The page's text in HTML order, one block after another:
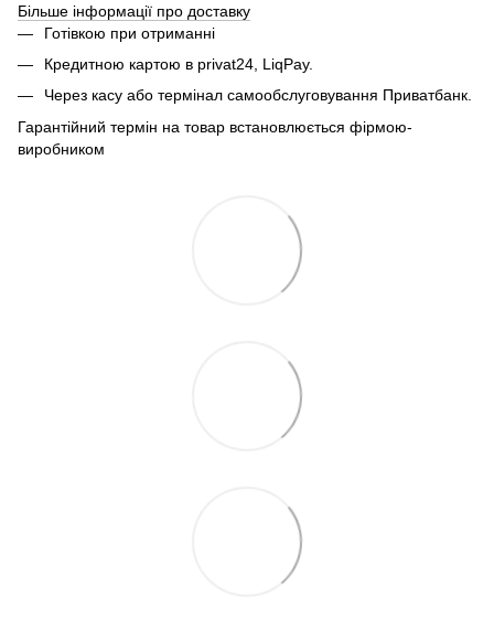
Більше інформації про доставку
Готівкою при отриманні
Кредитною картою в privat24, LiqPay.
Через касу або термінал самообслуговування Приватбанк.
Гарантійний термін на товар встановлюється фірмою-
виробником